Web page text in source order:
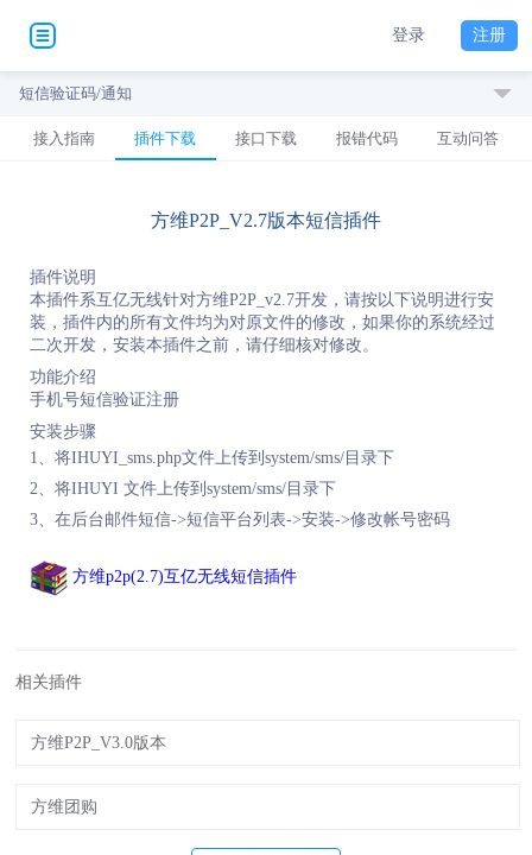
登录 注册
短信验证码/通知
接入指南 插件下载 接口下载 报错代码 互动问答
方维P2P_V2.7版本短信插件
插件说明
本插件系互亿无线针对方维P2P_v2.7开发，请按以下说明进行安
装，插件内的所有文件均为对原文件的修改，如果你的系统经过
二次开发，安装本插件之前，请仔细核对修改。
功能介绍
手机号短信验证注册
安装步骤
1、将IHUYI_sms.php文件上传到system/sms/目录下
2、将IHUYI 文件上传到system/sms/目录下
3、在后台邮件短信->短信平台列表->安装->修改帐号密码
方维p2p(2.7)互亿无线短信插件
相关插件
方维P2P_V3.0版本
方维团购